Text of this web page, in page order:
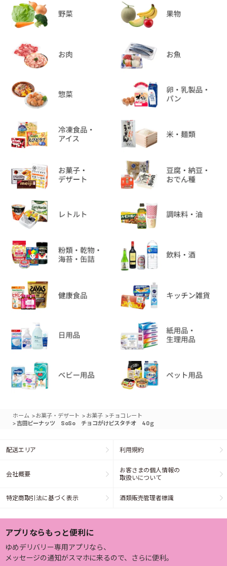
ホーム >お菓子・デザート > お菓子 >チョコレート
>吉田ピーナッツ SoSo チョコがけピスタチオ 40ｇ
配送エリア 利用規約
会社概要
お客さまの個人情報の
取扱いについて
特定商取引法に基づく表示 酒類販売管理者標識
アプリならもっと便利に
ゆめデリバリー専用アプリなら、
メッセージの通知がスマホに来るので、さらに便利。